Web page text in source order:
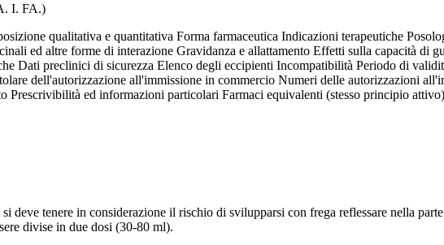
I. FA.)
qualitativa e quantitativa Forma farmaceutica Indicazioni terapeutiche
ed altre forme di interazione Gravidanza e allattamento Effetti sulla capacità di
Dati preclinici di sicurezza Elenco degli eccipienti Incompatibilità Periodo di
dell'autorizzazione all'immissione in commercio Numeri delle autorizzazioni
Prescrivibilità ed informazioni particolari Farmaci equivalenti (stesso principio attivo)
deve tenere in considerazione il rischio di svilupparsi con frega reflessare nella
divise in due dosi (30-80 ml).